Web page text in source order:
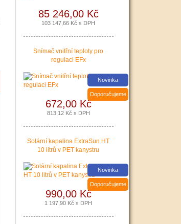
domácnosti.
více zde ..
Nová zelená úsporám a
Kotlíkové dotace snadno s
PROPULS SOLAR. Přijďte
si pro informace o
dotačních programech
Kotlíkové dotace.
|více zde ..
85 246,00 Kč
103 147,66 Kč s DPH
Snímač vnitřní teploty pro
regulaci EFx
Novinka
Doporučujeme
672,00 Kč
813,12 Kč s DPH
Solární kapalina ExtraSun HT
10 litrů v PET kanystru
Novinka
Doporučujeme
990,00 Kč
1 197,90 Kč s DPH